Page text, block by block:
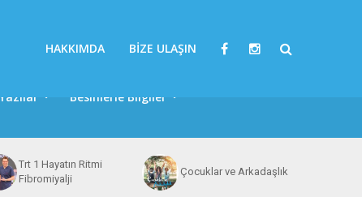
HAKKIMDA BIZE ULAŞIN
Yazılar Besinlerle Bilgiler
Trt 1 Hayatın Ritmi
Fibromiyalji
Çocuklar ve Arkadaşlık